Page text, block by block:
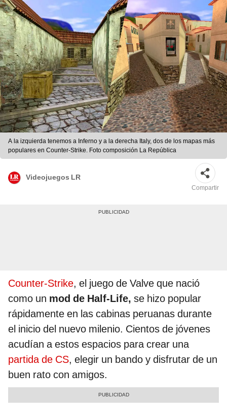
A la izquierda tenemos a Inferno y a la derecha Italy, dos de los mapas más
populares en Counter-Strike. Foto composición La República
Videojuegos LR
Compartir
Counter-Strike, el juego de Valve que nació
como un mod de Half-Life, se hizo popular
rápidamente en las cabinas peruanas durante
el inicio del nuevo milenio. Cientos de jóvenes
acudían a estos espacios para crear una
partida de CS, elegir un bando y disfrutar de un
buen rato con amigos.